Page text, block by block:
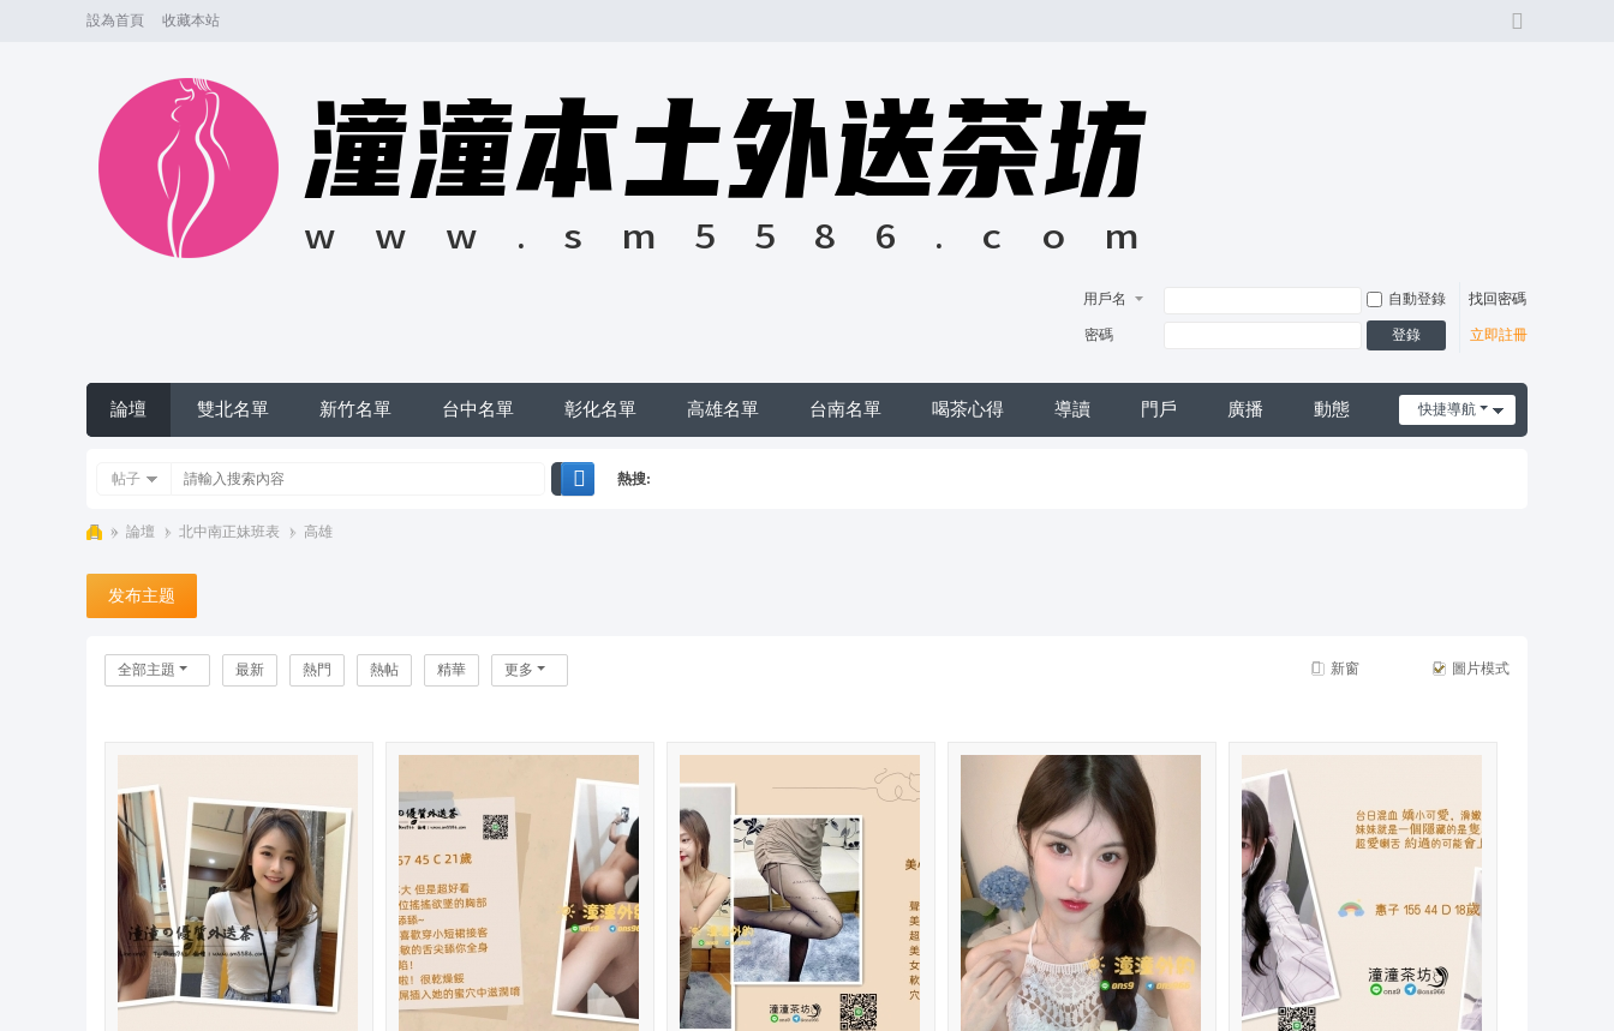
設為首頁 收藏本站
用戶名 自動登錄 找回密碼
密碼 登錄 立即註冊
快捷導航
論壇 雙北名單 新竹名單 台中名單 彰化名單 高雄名單 台南名單 喝茶心得 導讀 門戶 廣播 動態
帖子 熱搜:
» 論壇 › 北中南正妹班表 › 高雄
发布主题
新窗
全部主題 最新 熱門 熱帖 精華 更多 圖片模式